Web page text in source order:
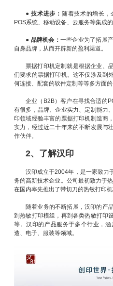
●技术进步： 随着技术的增长
POS系统、移动设备、云服务等集成的
● 品牌机会： 一些企业为了拓展
自身品牌，从而开辟新的盈利渠道。
票据打印机定制就是根据企业、
们要求的票据打印机。这不仅涉及到
何连接、配套的软件定制等等多方面的
企业（B2B）客户在寻找合适的
有很多，品牌、企业实力、定制能力
印领域经验丰富的票据打印机制造商
实力，经过近二十年来的不断发展与
作伙伴。
2、了解汉印
汉印成立于2004年，是一家致力
务的高新技术企业。公司最初致力于
在国内率先推出了带切刀的热敏打印
随着业务的不断拓展，汉印的产
到热敏打印模组，再到各类热敏打印
等。汉印的产品服务于多个行业，
造、电子、服装等领域。